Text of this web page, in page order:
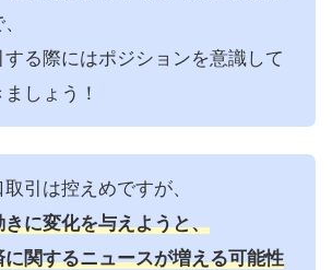
する際にはポジションを意識して
しょう！
取引は控えめですが、
きに変化を与えようと、
に関するニュースが増える可能性